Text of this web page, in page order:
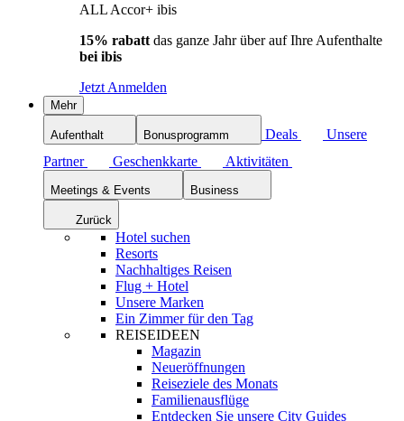
ALL Accor+ ibis
15% rabatt das ganze Jahr über auf Ihre Aufenthalte
bei ibis
Jetzt Anmelden
Mehr
Aufenthalt Bonusprogramm Deals
Unsere
Partner
Geschenkkarte Aktivitäten
Meetings & Events Business
Zurück
Hotel suchen
Resorts
Nachhaltiges Reisen
Flug + Hotel
Unsere Marken
Ein Zimmer für den Tag
REISEIDEEN
Magazin
Neueröffnungen
Reiseziele des Monats
Familienausflüge
Entdecken Sie unsere City Guides